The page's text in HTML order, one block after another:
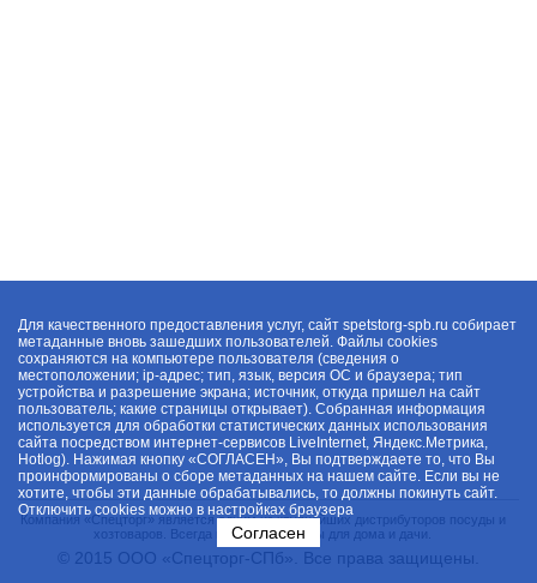
Компания «Спецторг» является одним из крупнейших дистрибуторов посуды и
хозтоваров. Всегда в наличии товары для дома и дачи.
© 2015 ООО «Спецторг-СПб». Все права защищены.
Для качественного предоставления услуг, сайт spetstorg-spb.ru собирает
метаданные вновь зашедших пользователей. Файлы cookies
сохраняются на компьютере пользователя (сведения о
местоположении; ip-адрес; тип, язык, версия ОС и браузера; тип
устройства и разрешение экрана; источник, откуда пришел на сайт
пользователь; какие страницы открывает). Собранная информация
используется для обработки статистических данных использования
сайта посредством интернет-сервисов LiveInternet, Яндекс.Метрика,
Hotlog). Нажимая кнопку «СОГЛАСЕН», Вы подтверждаете то, что Вы
проинформированы о сборе метаданных на нашем сайте. Если вы не
хотите, чтобы эти данные обрабатывались, то должны покинуть сайт.
Отключить cookies можно в настройках браузера
Согласен